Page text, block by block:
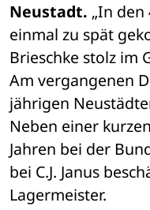
Neustadt. „In den
einmal zu spät
Brieschke stolz im
Am vergangenen
jährigen
Neben einer
Jahren bei der
bei C.J. Janus
Lagermeister.